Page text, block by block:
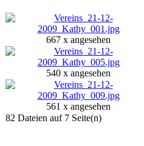
667 x angesehen
540 x angesehen
561 x angesehen
82 Dateien auf 7 Seite(n)